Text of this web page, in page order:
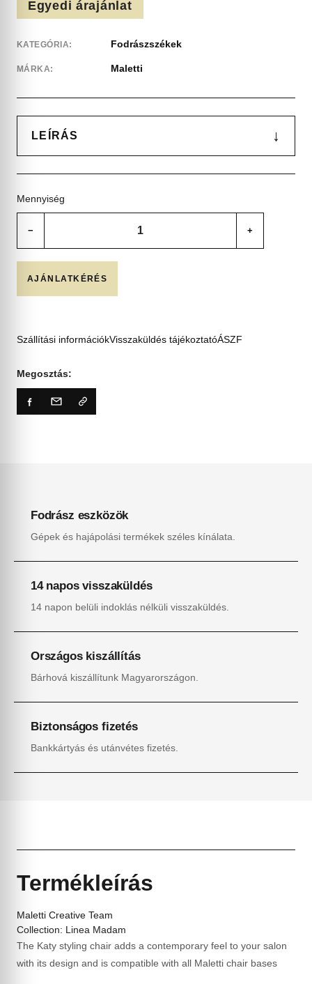
Egyedi árajánlat
KATEGÓRIA: Fodrászszékek
MÁRKA: Maletti
LEÍRÁS ↓
Mennyiség
− +
AJÁNLATKÉRÉS
Szállítási információkVisszaküldés tájékoztatóÁSZF
Megosztás:
Fodrász eszközök
Gépek és hajápolási termékek széles kínálata.
14 napos visszaküldés
14 napon belüli indoklás nélküli visszaküldés.
Országos kiszállítás
Bárhová kiszállítunk Magyarországon.
Biztonságos fizetés
Bankkártyás és utánvétes fizetés.
Termékleírás
Maletti Creative Team
Collection: Linea Madam
The Katy styling chair adds a contemporary feel to your salon
with its design and is compatible with all Maletti chair bases